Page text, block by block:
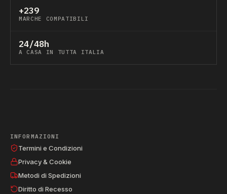
+239
MARCHE COMPATIBILI
24/48h
A CASA IN TUTTA ITALIA
INFORMAZIONI
Termini e Condizioni
Privacy & Cookie
Metodi di Spedizioni
Diritto di Recesso